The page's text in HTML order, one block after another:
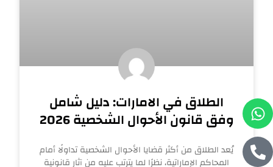
W
h
a
t
P
h
o
n
الطلاق في الامارات: دليل شامل
وفق قانون الأحوال الشخصية 2026
يُعد الطلاق من أكثر قضايا الأحوال الشخصية تداولًا أمام
المحاكم الإماراتية، نظرًا لما يترتب عليه من آثار قانونية